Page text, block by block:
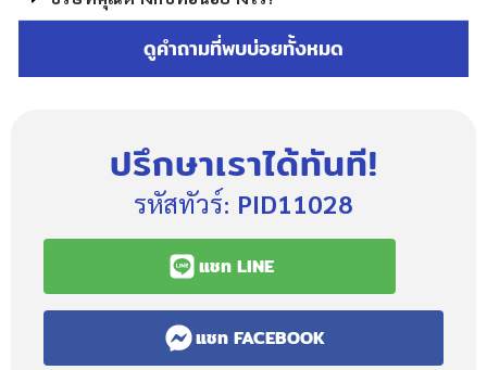
ดูคำถามที่พบบ่อยทั้งหมด
ปรึกษาเราได้ทันที!
รหัสทัวร์: PID11028
แชท LINE
แชท FACEBOOK